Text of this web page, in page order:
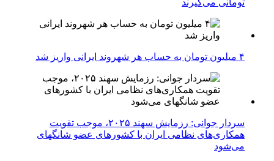
تومانی می‌گیرند
۴ میلیون تومان به حساب هر شهروند ایرانی واریز شد
سردار جوانی: رزمایش سهند ۲۰۲۵، موجب تقویت
همکاری‌های نظامی ایران با کشور‌های عضو شانگهای
می‌شود